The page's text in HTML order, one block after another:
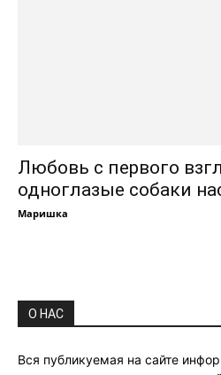
Любовь с первого
одноглазые собаки
Маришка
О НАС
Вся публикуемая на сайте